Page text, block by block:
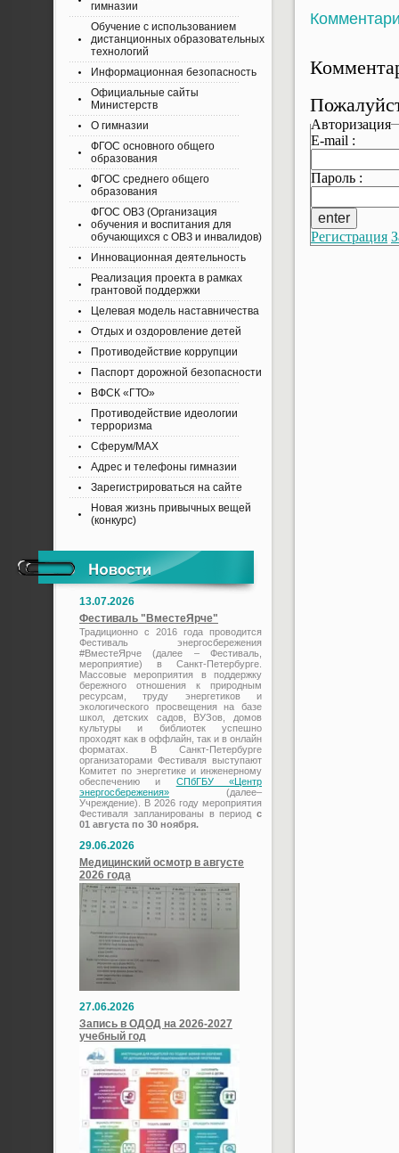
Авторизация
E-mail :
Пароль :
Регистрация
гимназии
Обучение с использованием
дистанционных образовательных
технологий
Информационная безопасность
Официальные сайты
Министерств
О гимназии
ФГОС основного общего
образования
ФГОС среднего общего
образования
ФГОС ОВЗ (Организация
обучения и воспитания для
обучающихся с ОВЗ и инвалидов)
Инновационная деятельность
Реализация проекта в рамках
грантовой поддержки
Целевая модель наставничества
Отдых и оздоровление детей
Противодействие коррупции
Паспорт дорожной безопасности
ВФСК «ГТО»
Противодействие идеологии
терроризма
Сферум/MAX
Адрес и телефоны гимназии
Зарегистрироваться на сайте
Новая жизнь привычных вещей
(конкурс)
13.07.2026
Фестиваль "ВместеЯрче"
Традиционно с 2016 года проводится
Фестиваль энергосбережения
#ВместеЯрче (далее – Фестиваль,
мероприятие) в Санкт-Петербурге.
Массовые мероприятия в поддержку
бережного отношения к природным
ресурсам, труду энергетиков и
экологического просвещения на базе
школ, детских садов, ВУЗов, домов
культуры и библиотек успешно
проходят как в оффлайн, так и в онлайн
форматах. В Санкт-Петербурге
организаторами Фестиваля выступают
Комитет по энергетике и инженерному
обеспечению и СПбГБУ «Центр
энергосбережения» (далее–
Учреждение). В 2026 году мероприятия
Фестиваля запланированы в период с
01 августа по 30 ноября.
29.06.2026
Медицинский осмотр в августе
2026 года
27.06.2026
Запись в ОДОД на 2026-2027
учебный год